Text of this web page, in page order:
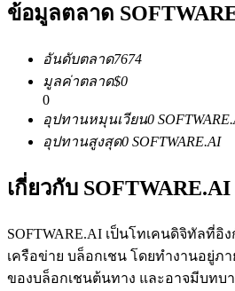
คัดลอกการซื้อขาย
เข้าร่วมกับเทรดเดอร์ชั้นนำ
ข้อมูลตลาด
อันดับตลาด7674
มูลค่าตลาด$0
0
อุปทานหมุนเวียน0
อุปทานสูงสุด0 SOFTWARE.AI
เกี่ยวกับ SOFTWARE.AI
SOFTWARE.AI เป็นโทเคนดิจิทัลที่
เครือข่าย บล็อกเชน โดยทำงานอยู่ภ
ของบล็อกเชนต้นทาง และอาจมีบทบ